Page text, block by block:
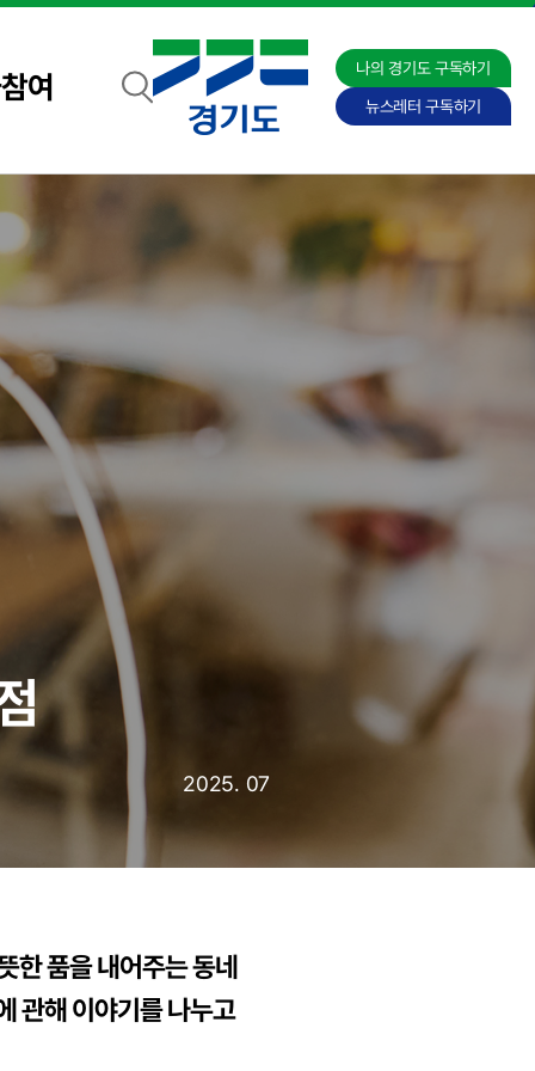
여
나의 경기도 구독하기
뉴스레터 구독하기
2025. 07
한 품을 내어주는 동네
관해 이야기를 나누고